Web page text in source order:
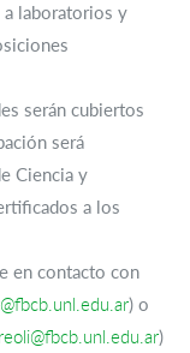
a laboratorios y
serán cubiertos
será
Ciencia y
a los
en contacto con
) o
)